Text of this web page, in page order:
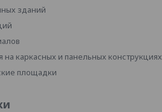
зданий
каркасных и панельных конструкциях
площадки